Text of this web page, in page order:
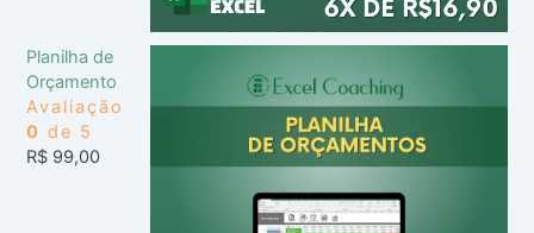
Planilha de
Orçamento
Avaliação
0 de 5
R$ 99,00